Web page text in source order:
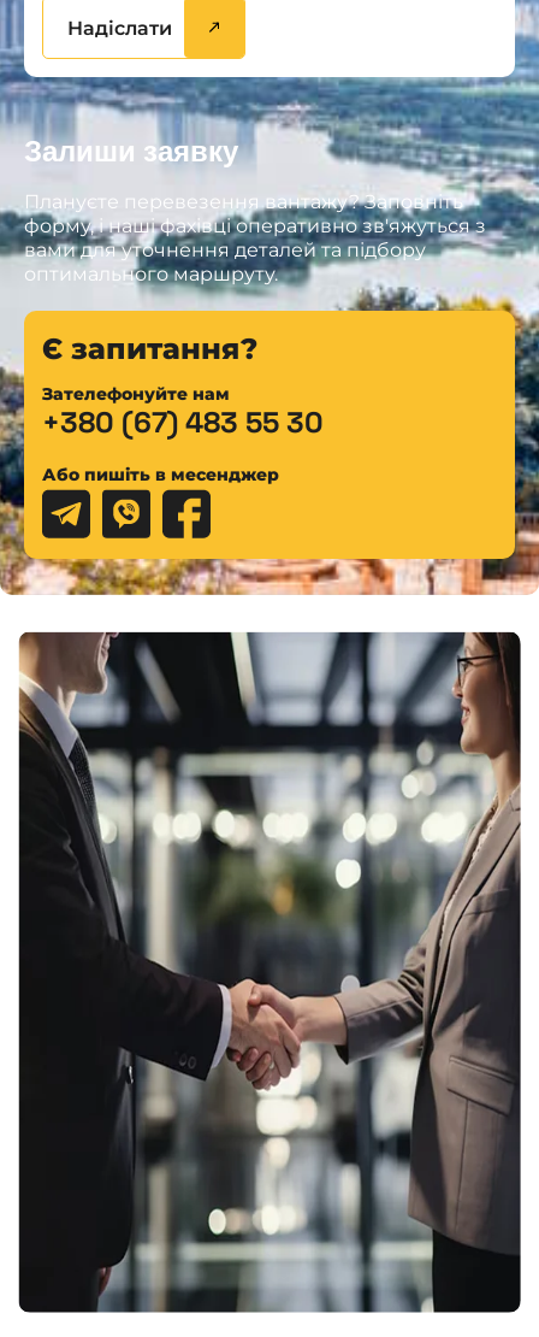
Надіслати
Залиши заявку
Плануєте перевезення вантажу? Заповніть
форму, і наші фахівці оперативно зв'яжуться з
вами для уточнення деталей та підбору
оптимального маршруту.
Є запитання?
Зателефонуйте нам
+380 (67) 483 55 30
Або пишіть в месенджер